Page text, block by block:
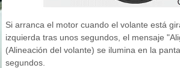
Si arranca el motor cuando el volante está
izquierda tras unos segundos, el mensaje
(Alineación del volante) se ilumina en la
segundos.